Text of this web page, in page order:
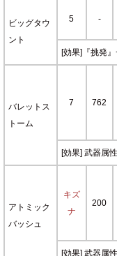
ビッグタウ
ント
5 -
[効果]『挑発
バレットス
トーム
7 762
[効果] 武器属
アトミック
バッシュ
キズ
ナ
200
[効果] 武器属